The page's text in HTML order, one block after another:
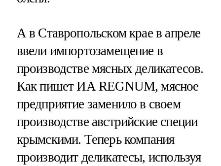
А в Ставропольском крае в апреле
ввели импортозамещение в
производстве мясных деликатесов.
Как пишет ИА REGNUM, мясное
предприятие заменило в своем
производстве австрийские специи
крымскими. Теперь компания
производит деликатесы, используя